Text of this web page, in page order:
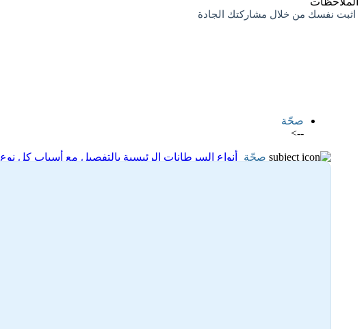
اثبت نفسك من خلال مشاركتك الجادة
صحّة
-->
صحّة
أنواع السرطانات الرئيسية بالتفصيل مع أسباب كل نوع
29-11-2025 07:51